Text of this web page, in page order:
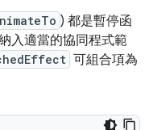
) 都是暫停函
入適當的協同程式範
可組合項為